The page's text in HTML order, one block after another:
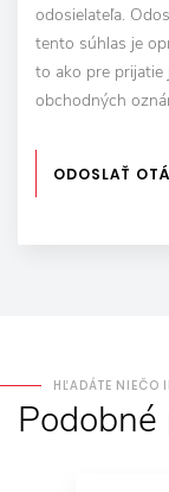
odosielateľa.
tento súhlas je
to ako pre prijatie
obchodných
ODOSLAŤ
HĽADÁTE NIEČO
Podobné